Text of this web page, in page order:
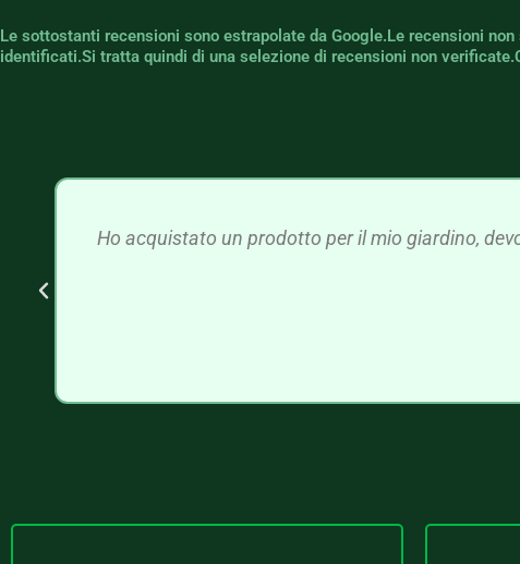
Le sottostanti recensioni sono estrapolate da Google.Le recensioni
identificati.Si tratta quindi di una selezione di recensioni non
Ho acquistato un prodotto per il mio giardino,